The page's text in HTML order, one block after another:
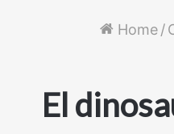
Home /
El